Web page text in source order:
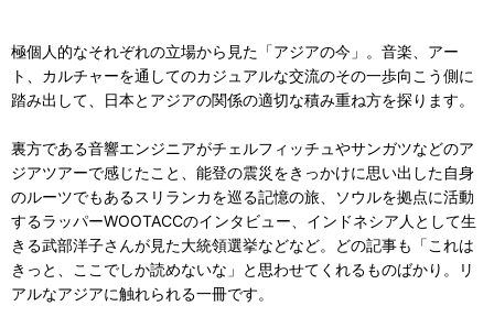
極個人的なそれぞれの立場から見た「アジアの今」。音楽、アー
ト、カルチャーを通してのカジュアルな交流のその一歩向こう側に
踏み出して、日本とアジアの関係の適切な積み重ね方を探ります。
裏方である音響エンジニアがチェルフィッチュやサンガツなどのア
ジアツアーで感じたこと、能登の震災をきっかけに思い出した自身
のルーツでもあるスリランカを巡る記憶の旅、ソウルを拠点に活動
するラッパーWOOTACCのインタビュー、インドネシア人として生
きる武部洋子さんが見た大統領選挙などなど。どの記事も「これは
きっと、ここでしか読めないな」と思わせてくれるものばかり。リ
アルなアジアに触れられる一冊です。